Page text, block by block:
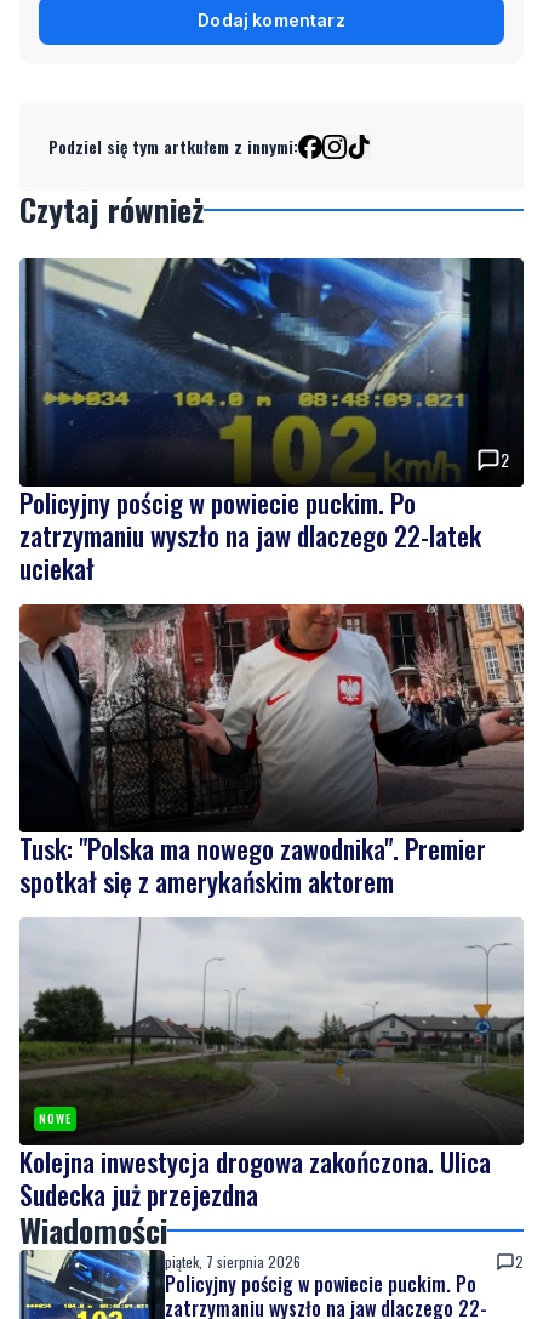
Dodaj komentarz
Podziel się tym artkułem z innymi:
Czytaj również
2
Policyjny pościg w powiecie puckim. Po
zatrzymaniu wyszło na jaw dlaczego 22-latek
uciekał
Tusk: "Polska ma nowego zawodnika". Premier
spotkał się z amerykańskim aktorem
NOWE
Kolejna inwestycja drogowa zakończona. Ulica
Sudecka już przejezdna
Wiadomości
piątek, 7 sierpnia 2026 2
Policyjny pościg w powiecie puckim. Po
zatrzymaniu wyszło na jaw dlaczego 22-